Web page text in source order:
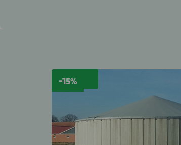
-15%